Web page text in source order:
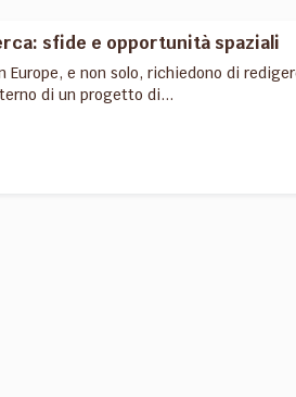
sfide e opportunità spaziali
e non solo, richiedono di
di un progetto di...